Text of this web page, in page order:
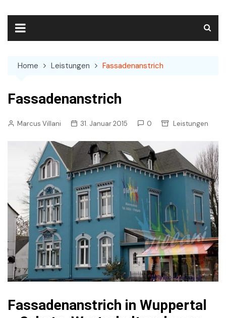
content
Home Leistungen Fassadenanstrich
Fassadenanstrich
Marcus Villani 31. Januar 2015 0 Leistungen
Fassadenanstrich in Wuppertal